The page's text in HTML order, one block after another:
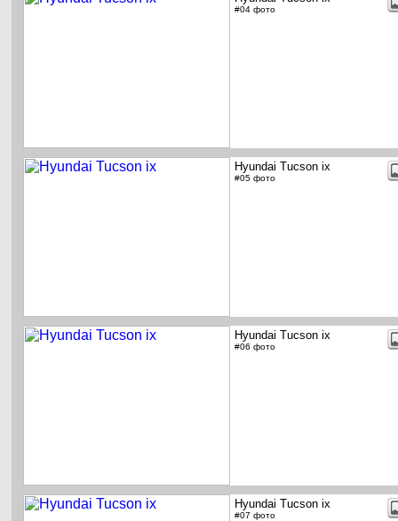
#04 фото
Hyundai Tucson ix
#05 фото
Hyundai Tucson ix
#06 фото
Hyundai Tucson ix
#07 фото